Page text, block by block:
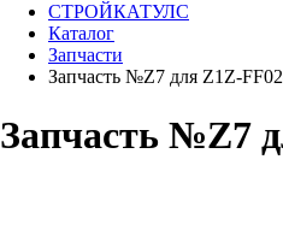
СТРОЙКАТУЛС
Каталог
Запчасти
Запчасть №Z7 для Z1Z-
Запчасть №Z7